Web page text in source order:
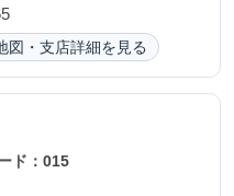
図・支店詳細を見る
ド：015